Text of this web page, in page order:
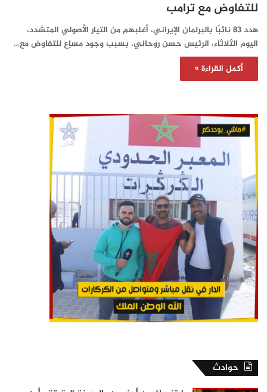
للتفاوض مع ترامب
هدد 83 نائبًا بالبرلمان الإيراني، أغلبهم من التيار الأصولي المتشدد،
اليوم الثلاثاء، الرئيس حسن روحاني، بسبب وجود مساٍع للتفاوض مع…
أكمل القراءة »
حوادث